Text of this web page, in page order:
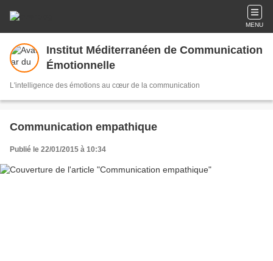
MENU
Institut Méditerranéen de Communication
Émotionnelle
L'intelligence des émotions au cœur de la communication
Communication empathique
Publié le 22/01/2015 à 10:34